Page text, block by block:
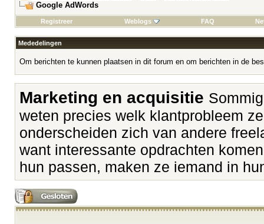
Google AdWords
Registreer Weblogs FAQ
Mededelingen
Om berichten te kunnen plaatsen in dit forum en om berichten in de
Marketing en acquisitie
weten precies welk klantprobleem
onderscheiden zich van andere
want interessante opdrachten
hun passen, maken ze iemand in